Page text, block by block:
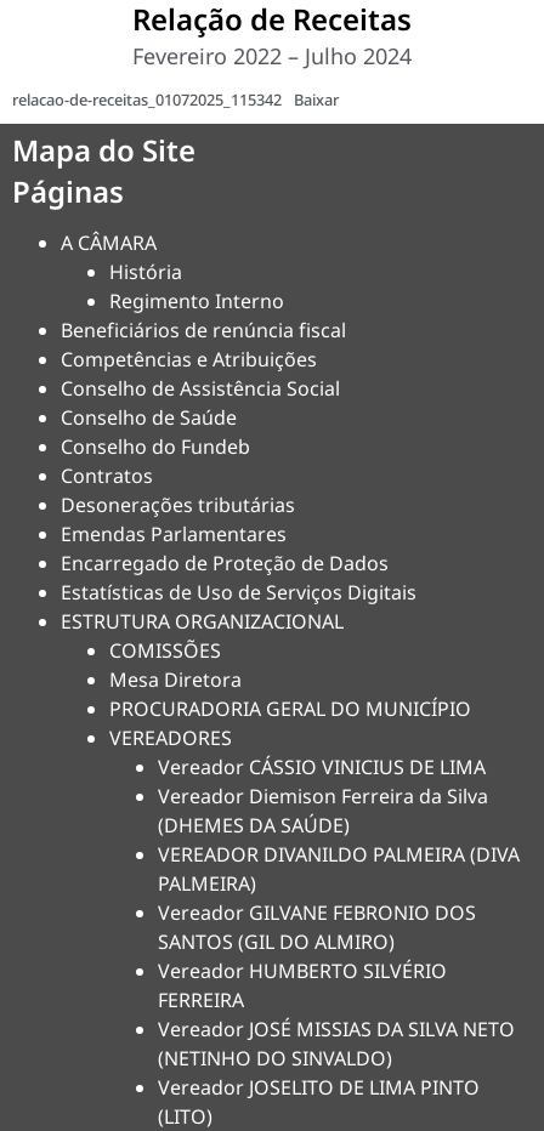
Relação de Receitas
Fevereiro 2022 – Julho 2024
relacao-de-receitas_01072025_115342 Baixar
Mapa do Site
Páginas
A CÂMARA
História
Regimento Interno
Beneficiários de renúncia fiscal
Competências e Atribuições
Conselho de Assistência Social
Conselho de Saúde
Conselho do Fundeb
Contratos
Desonerações tributárias
Emendas Parlamentares
Encarregado de Proteção de Dados
Estatísticas de Uso de Serviços Digitais
ESTRUTURA ORGANIZACIONAL
COMISSÕES
Mesa Diretora
PROCURADORIA GERAL DO MUNICÍPIO
VEREADORES
Vereador CÁSSIO VINICIUS DE LIMA
Vereador Diemison Ferreira da Silva
(DHEMES DA SAÚDE)
VEREADOR DIVANILDO PALMEIRA (DIVA
PALMEIRA)
Vereador GILVANE FEBRONIO DOS
SANTOS (GIL DO ALMIRO)
Vereador HUMBERTO SILVÉRIO
FERREIRA
Vereador JOSÉ MISSIAS DA SILVA NETO
(NETINHO DO SINVALDO)
Vereador JOSELITO DE LIMA PINTO
(LITO)